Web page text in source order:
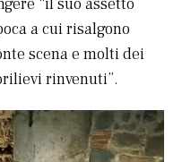
a cui risalgono
scena e molti dei
rinvenuti”.